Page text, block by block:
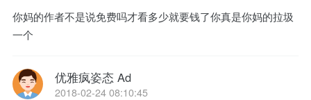
你妈的作者不是说免费吗才看多少就要钱了你真是你妈的拉圾
一个
优雅疯姿态 Ad
2018-02-24 08:10:45